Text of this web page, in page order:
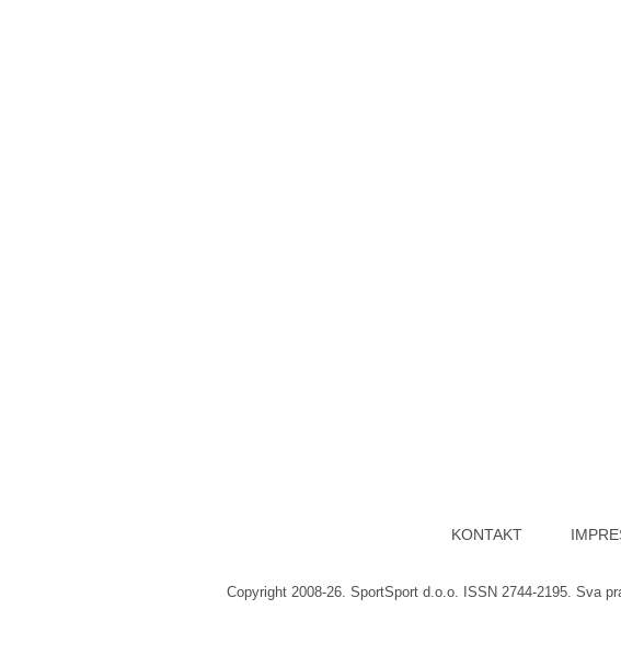
KONTAKT
Copyright 2008-26. SportSport d.o.o. ISSN 2744-2195. Sva